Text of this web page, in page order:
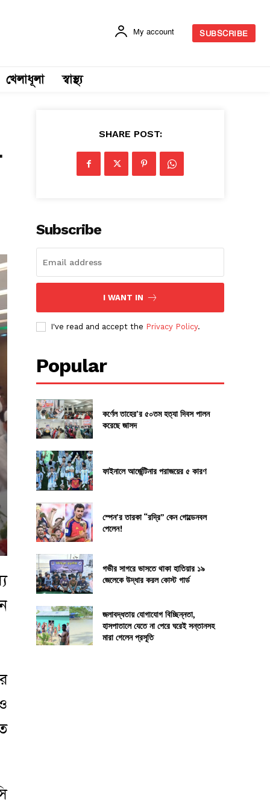
My account SUBSCRIBE
খেলাধূলা স্বাস্থ্য
SHARE POST:
Subscribe
I WANT IN
I've read and accept the Privacy Policy.
Popular
কর্ণেল তাহের’র ৫০তম হত্যা দিবস পালন
করেছে জাসদ
ফাইনালে আর্জেন্টিনার পরাজয়ের ৫ কারণ
স্পেন’র তারকা “রদ্রি” কেন গোল্ডেনবল
পেলেন!
গভীর সাগরে ভাসতে থাকা হাতিয়ার ১৯
জেলেকে উদ্ধার করল কোস্ট গার্ড
জলাবদ্ধতায় যোগাযোগ বিচ্ছিন্নতা,
হাসপাতালে যেতে না পেরে ঘরেই সন্তানসহ
মারা গেলেন প্রসূতি